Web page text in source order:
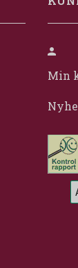
Min